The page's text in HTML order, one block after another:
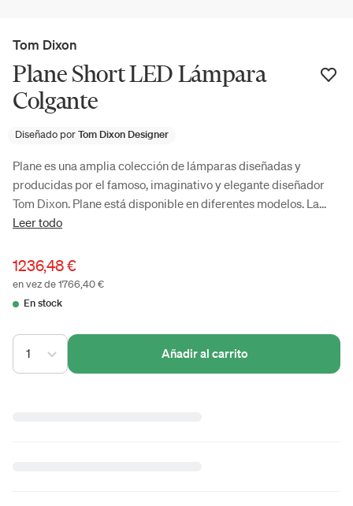
Tom Dixon
Plane Short LED Lámpara
Colgante
Diseñado porTom Dixon Designer
Plane es una amplia colección de lámparas diseñadas y
producidas por el famoso, imaginativo y elegante diseñador
Tom Dixon. Plane está disponible en diferentes modelos. La...
Leer todo
1236,48 €
en vez de 1766,40 €
En stock
1 Añadir al carrito